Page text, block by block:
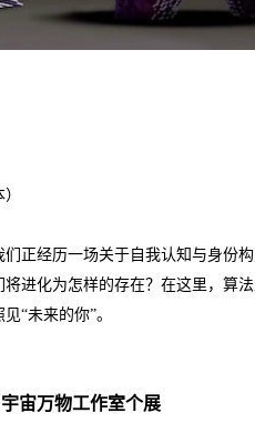
正经历一场关于自我认知与身份
进化为怎样的存在？在这里，算
“未来的你”。
宙万物工作室个展